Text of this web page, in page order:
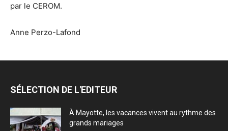
par le CEROM.
Anne Perzo-Lafond
SÉLECTION DE L'EDITEUR
À Mayotte, les vacances vivent au rythme des
grands mariages